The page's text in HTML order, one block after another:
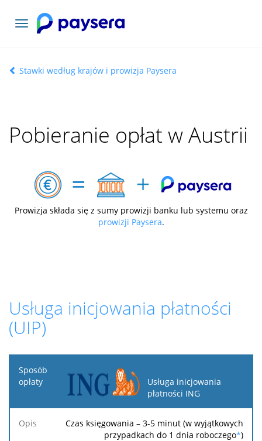
Toggle
navigation
Stawki według krajów i prowizja Paysera
Pobieranie opłat w Austrii
Prowizja składa się z sumy prowizji banku lub systemu oraz
prowizji Paysera.
Usługa inicjowania płatności
(UIP)
Sposób
opłaty
Opis Procenty Minimalna Maksymalna Stała
Usługa inicjowania
płatności ING
Czas księgowania – 3-5 minut (w wyjątkowych
przypadkach do 1 dnia roboczego*)